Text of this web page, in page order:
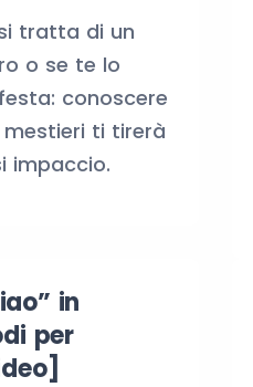
tratta di un
o se te lo
conoscere
ti tirerà
impaccio.
in
per